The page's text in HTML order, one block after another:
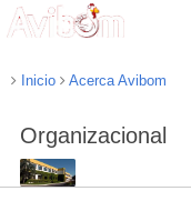
Inicio Acerca Avibom
Organizacional